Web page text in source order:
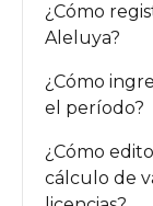
¿Cómo
Aleluya?
¿Cómo
el período?
¿Cómo
cálculo de